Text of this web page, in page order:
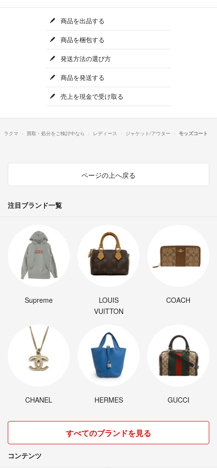
商品を出品する
商品を梱包する
発送方法の選び方
商品を発送する
売上を現金で受け取る
ラクマ 買取・処分をご検討中なら レディース ジャケット/アウター モッズコート
ページの上へ戻る
注目ブランド一覧
Supreme
LOUIS
VUITTON
COACH
CHANEL HERMES GUCCI
すべてのブランドを見る
コンテンツ